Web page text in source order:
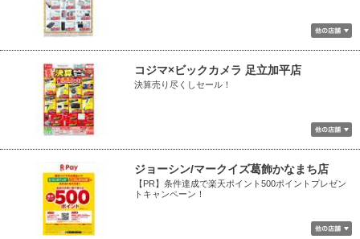
コジマ×ビックカメラ 足立加平店
決算売り尽くしセール！
ジョーシン/マークイズ葛飾かなまち店
【PR】条件達成で楽天ポイント500ポイントプレゼン
トキャンペーン！